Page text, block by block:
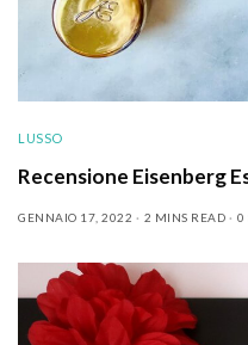
LUSSO
Recensione Eisenberg
GENNAIO 17, 2022 2 MINS READ 0